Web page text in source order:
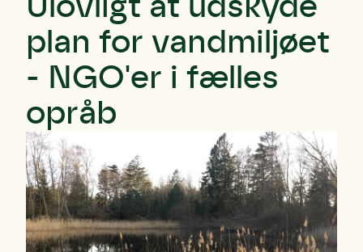
Ulovligt at udskyde
plan for vandmiljøet
- NGO'er i fælles
opråb